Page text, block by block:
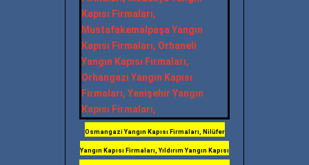
Osmangazi Yangın Kapısı Firmaları, Nilüfer
Yangın Kapısı Firmaları, Yıldırım Yangın Kapısı